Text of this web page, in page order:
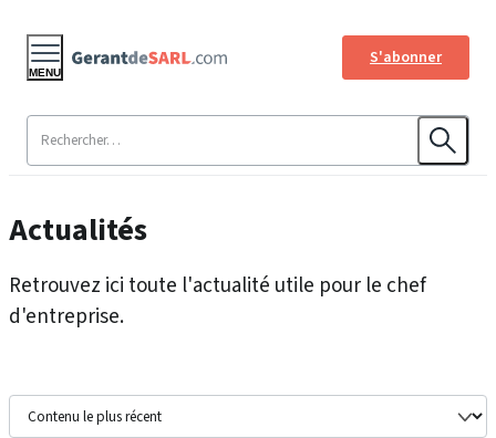
S'abonner
MENU
Actualités
Retrouvez ici toute l'actualité utile pour le chef
d'entreprise.